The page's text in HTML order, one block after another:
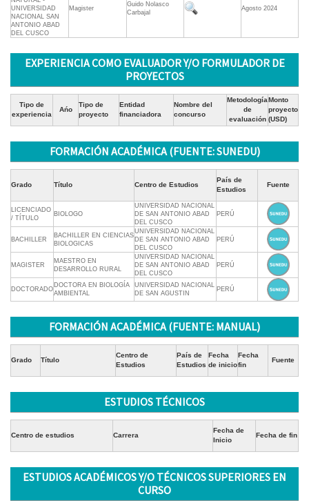
UNIVERSIDAD
NACIONAL SAN
ANTONIO ABAD
DEL CUSCO
Magister
Guido Nolasco
Carbajal
Agosto 2024
EXPERIENCIA COMO EVALUADOR Y/O FORMULADOR DE
PROYECTOS
Tipo de
experiencia
Ańo
Tipo de
proyecto
Entidad
financiadora
Nombre del
concurso
Metodología
de
evaluación
Monto
proyecto
(USD)
FORMACIÓN ACADÉMICA (FUENTE: SUNEDU)
Grado Título Centro de Estudios
País de
Estudios
Fuente
LICENCIADO
/ TÍTULO
BIOLOGO
UNIVERSIDAD NACIONAL
DE SAN ANTONIO ABAD
DEL CUSCO
PERÚ
BACHILLER
BACHILLER EN CIENCIAS
BIOLOGICAS
UNIVERSIDAD NACIONAL
DE SAN ANTONIO ABAD
DEL CUSCO
PERÚ
MAGISTER
MAESTRO EN
DESARROLLO RURAL
UNIVERSIDAD NACIONAL
DE SAN ANTONIO ABAD
DEL CUSCO
PERÚ
DOCTORADO
DOCTORA EN BIOLOGÍA
AMBIENTAL
UNIVERSIDAD NACIONAL
DE SAN AGUSTIN
PERÚ
FORMACIÓN ACADÉMICA (FUENTE: MANUAL)
Grado Título
Centro de
Estudios
País de
Estudios
Fecha
de inicio
Fecha
fin
Fuente
ESTUDIOS TÉCNICOS
Centro de estudios Carrera
Fecha de
Inicio
Fecha de fin
ESTUDIOS ACADÉMICOS Y/O TÉCNICOS SUPERIORES EN
CURSO